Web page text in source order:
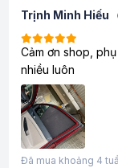
Trịnh Minh Hiếu
Cảm ơn shop,
nhiều luôn
Đã mua khoảng 4